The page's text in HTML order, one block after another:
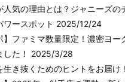
人気の理由とは？ジャニーズの
ワースポット 2025/12/24
】ファミマ数量限定！濃密ヨー
た！
2025/3/28
生き抜くためのヒントをお届け！